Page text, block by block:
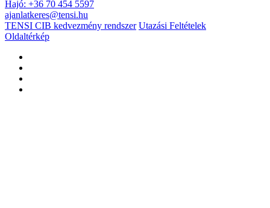
Hajó: +36 70 454 5597
ajanlatkeres@tensi.hu
TENSI CIB kedvezmény rendszer Utazási Feltételek
Oldaltérkép